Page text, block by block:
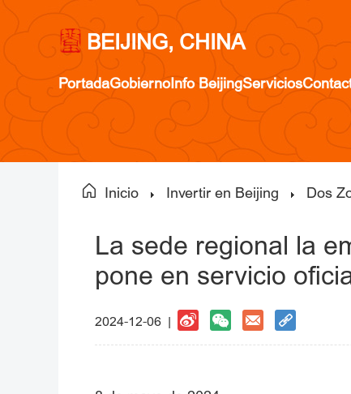
BEIJING, CHINA
PortadaGobiernoInfo BeijingServicios
Inicio Invertir en Beijing Dos
La sede regional la
pone en servicio
2024-12-06 |